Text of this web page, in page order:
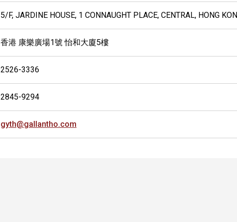
5/F, JARDINE HOUSE, 1 CONNAUGHT PLACE, CENTRAL, HONG
香港 康樂廣場1號 怡和大廈5樓
2526-3336
2845-9294
gyth@gallantho.com